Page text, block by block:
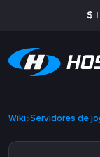
$ |
Wiki Servidores de